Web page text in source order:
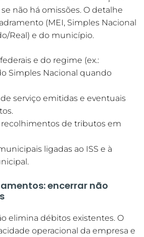
não há omissões. O detalhe
(MEI, Simples Nacional
Real) e do município.
e do regime (ex.:
Simples Nacional quando
de serviço emitidas e eventuais
recolhimentos de tributos em
ligadas ao ISS e à
encerrar não
elimina débitos existentes. O
operacional da empresa e